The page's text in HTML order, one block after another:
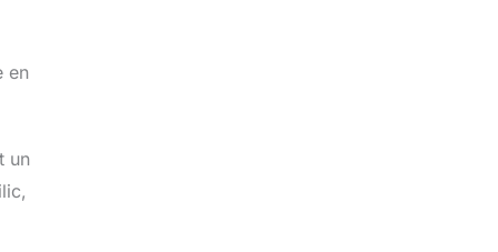
en
un